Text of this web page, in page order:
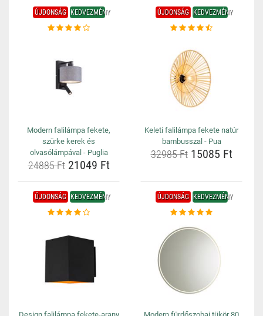
ÚJDONSÁG KEDVEZMÉNY
Modern falilámpa fekete,
szürke kerek és
olvasólámpával - Puglia
24885 Ft21049 Ft
ÚJDONSÁG KEDVEZMÉNY
Keleti falilámpa fekete natúr
bambusszal - Pua
32985 Ft15085 Ft
ÚJDONSÁG KEDVEZMÉNY ÚJDONSÁG KEDVEZMÉNY